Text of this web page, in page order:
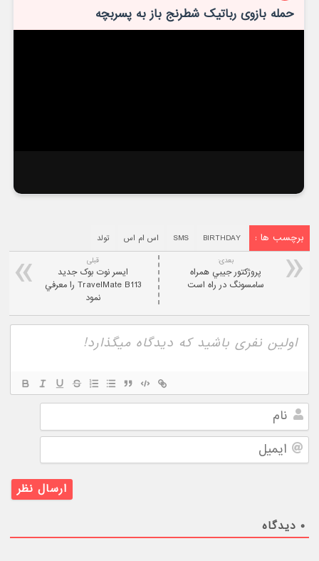
حمله بازوی رباتیک شطرنج باز به پسربچه
برچسب ها : BIRTHDAY
SMS اس ام اس تولد
قبلی
ايسر نوت بوک جديد
TravelMate B113 را معرفي
نمود
بعدی:
پروژکتور جيبي همراه
سامسونگ در راه است
نام
ایمیل
۰ دیدگاه